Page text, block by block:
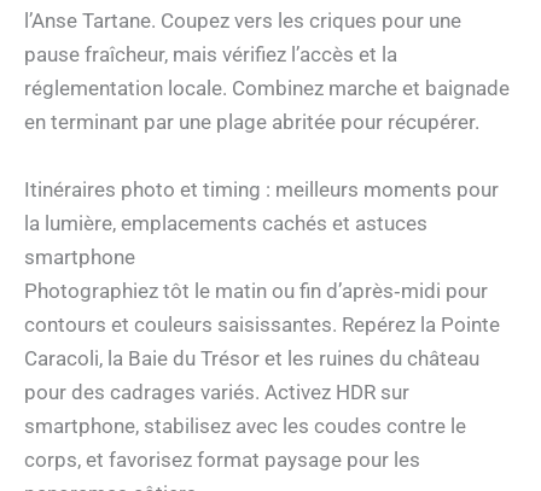
l’Anse Tartane. Coupez vers les criques pour une
pause fraîcheur, mais vérifiez l’accès et la
réglementation locale. Combinez marche et baignade
en terminant par une plage abritée pour récupérer.
Itinéraires photo et timing : meilleurs moments pour
la lumière, emplacements cachés et astuces
smartphone
Photographiez tôt le matin ou fin d’après‑midi pour
contours et couleurs saisissantes. Repérez la Pointe
Caracoli, la Baie du Trésor et les ruines du château
pour des cadrages variés. Activez HDR sur
smartphone, stabilisez avec les coudes contre le
corps, et favorisez format paysage pour les